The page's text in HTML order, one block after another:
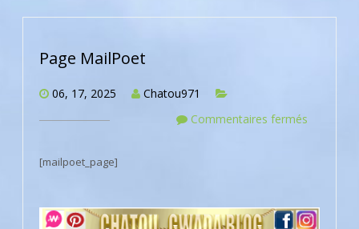
Page MailPoet
06, 17, 2025
Chatou971
Commentaires fermés
[mailpoet_page]